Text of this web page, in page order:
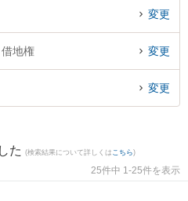
護士や小畑法律事務所の野口 大弁護士、
士のプロフィール情報や弁護士費用、強
地権のトラブル解決の実績豊富な近く
で借地権を法律相談できる佐賀県内の
の相談者さんにおすすめです。
変更
地権 変更
変更
た (検索結果について詳しくは こちら)
25件中 1-25件を表示